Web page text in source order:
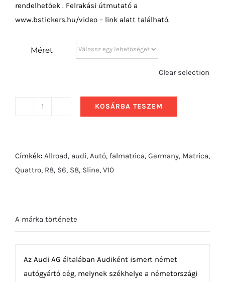
rendelhetőek . Felrakási útmutató a
www.bstickers.hu/video – link alatt található.
Méret
Clear selection
Sportback
előlről
KOSÁRBA TESZEM
Címkék: Allroad, audi, Autó, falmatrica, Germany, Matrica,
Quattro, R8, S6, S8, Sline, V10
A márka története
Az Audi AG általában Audiként ismert német
autógyártó cég, melynek székhelye a németországi